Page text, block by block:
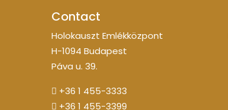
Contact
Holokauszt Emlékközpont
H-1094 Budapest
Páva u. 39.
+36 1 455-3333
+36 1 455-3399